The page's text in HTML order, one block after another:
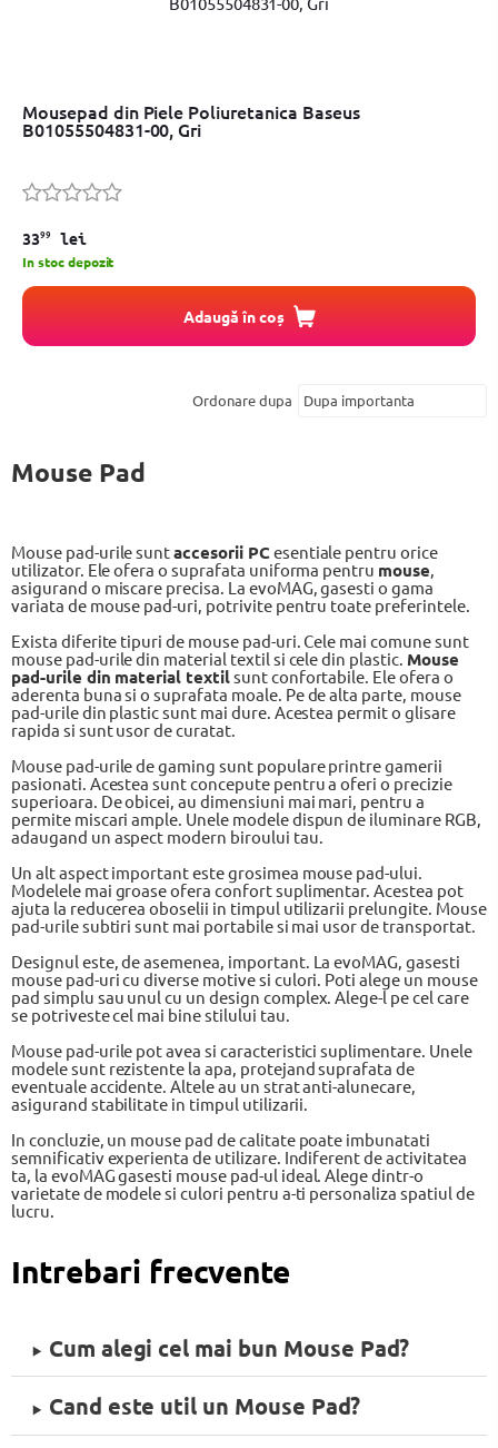
Mousepad din Piele Poliuretanica Baseus
B01055504831-00, Gri
3399 lei
In stoc depozit
Adaugă în coș
Ordonare dupa
Mouse Pad
Mouse pad-urile suntaccesorii PCesentiale pentru orice
utilizator. Ele ofera o suprafata uniforma pentru mouse,
asigurand o miscare precisa. La evoMAG, gasesti o gama
variata de mouse pad-uri, potrivite pentru toate preferintele.
Exista diferite tipuri de mouse pad-uri. Cele mai comune sunt
mouse pad-urile din material textil si cele din plastic. Mouse
pad-urile din material textilsunt confortabile. Ele ofera o
aderenta buna si o suprafata moale. Pe de alta parte, mouse
pad-urile din plastic sunt mai dure. Acestea permit o glisare
rapida si sunt usor de curatat.
Mouse pad-urile de gaming sunt populare printre gamerii
pasionati. Acestea sunt concepute pentru a oferi o precizie
superioara. De obicei, au dimensiuni mai mari, pentru a
permite miscari ample. Unele modele dispun de iluminare RGB,
adaugand un aspect modern biroului tau.
Un alt aspect important este grosimea mouse pad-ului.
Modelele mai groase ofera confort suplimentar. Acestea pot
ajuta la reducerea oboselii in timpul utilizarii prelungite. Mouse
pad-urile subtiri sunt mai portabile si mai usor de transportat.
Designul este, de asemenea, important. La evoMAG, gasesti
mouse pad-uri cu diverse motive si culori. Poti alege un mouse
pad simplu sau unul cu un design complex. Alege-l pe cel care
se potriveste cel mai bine stilului tau.
Mouse pad-urile pot avea si caracteristici suplimentare. Unele
modele sunt rezistente la apa, protejand suprafata de
eventuale accidente. Altele au un strat anti-alunecare,
asigurand stabilitate in timpul utilizarii.
In concluzie, un mouse pad de calitate poate imbunatati
semnificativ experienta de utilizare. Indiferent de activitatea
ta, la evoMAG gasesti mouse pad-ul ideal. Alege dintr-o
varietate de modele si culori pentru a-ti personaliza spatiul de
lucru.
Intrebari frecvente
Cum alegi cel mai bun Mouse Pad?
Cand este util un Mouse Pad?